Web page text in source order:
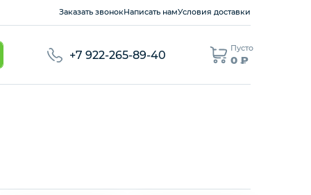
Заказать звонокНаписать намУсловия доставки
+7 922-265-89-40
Пусто
0 ₽